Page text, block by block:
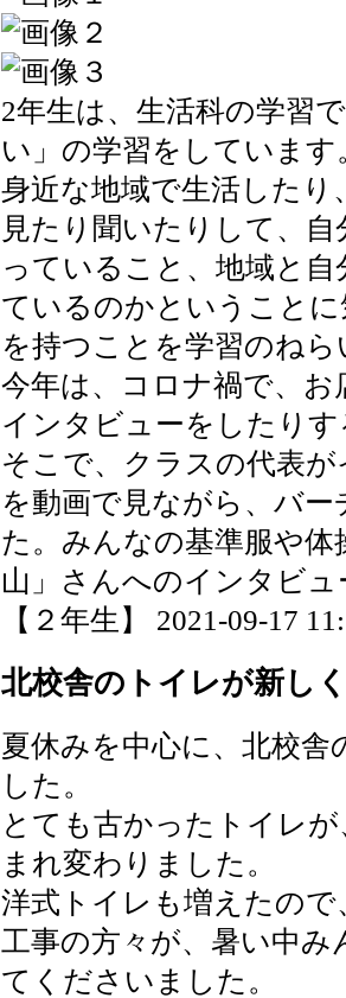
2年生は、生活科の学習
い」の学習をしています
身近な地域で生活した
見たり聞いたりして、
っていること、地域と
ているのかということ
を持つことを学習のね
今年は、コロナ禍で、
インタビューをしたり
そこで、クラスの代表
を動画で見ながら、バ
た。みんなの基準服や
山」さんへのインタビ
【２年生】 2021-09-17
北校舎のトイレが新し
夏休みを中心に、北校
した。
とても古かったトイレ
まれ変わりました。
洋式トイレも増えたの
工事の方々が、暑い中
てくださいました。